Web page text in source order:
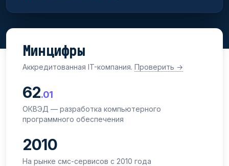
Минцифры
Аккредитованная IT-компания. Проверить →
62.01
ОКВЭД — разработка компьютерного
программного обеспечения
2010
На рынке смс-сервисов с 2010 года